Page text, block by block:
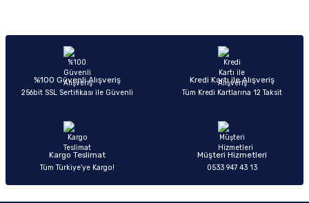
Ürün açıklamasında eksik bilgiler bulunuyor.
Ürün bilgilerinde hatalar bulunuyor.
Ürün fiyatı diğer sitelerden daha pahalı.
Sitemize ilk yorumu siz yapın!
%100 Güvenli Alışveriş
256bit SSL Sertifikası ile Güvenli
Kredi Kartı ile Alışveriş
Tüm Kredi Kartlarına 12 Taksit
Kargo Teslimat
Tüm Türkiye’ye Kargo!
Müşteri Hizmetleri
0533 947 43 13